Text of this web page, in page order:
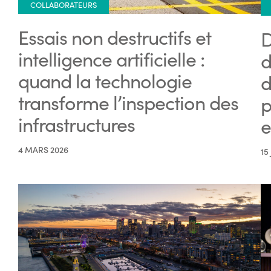
COLLABORATEURS
Essais non destructifs et
intelligence artificielle :
quand la technologie
transforme l’inspection des
infrastructures
4 MARS 2026